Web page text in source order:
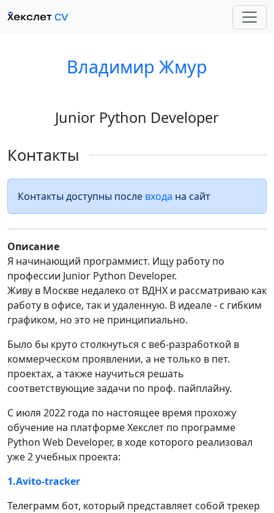
Владимир Жмур
Junior Python Developer
Контакты
Контакты доступны после входа на сайт
Описание
Я начинающий программист. Ищу работу по
профессии Junior Python Developer.
Живу в Москве недалеко от ВДНХ и рассматриваю как
работу в офисе, так и удаленную. В идеале - с гибким
графиком, но это не принципиально.
Было бы круто столкнуться с веб-разработкой в
коммерческом проявлении, а не только в пет.
проектах, а также научиться решать
соответствующие задачи по проф. пайплайну.
С июля 2022 года по настоящее время прохожу
обучение на платформе Хекслет по программе
Python Web Developer, в ходе которого реализовал
уже 2 учебных проекта:
1.Avito-tracker
Телеграмм бот, который представляет собой трекер